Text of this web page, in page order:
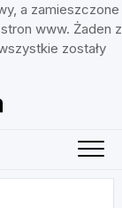
a zamieszczone
www. Żaden z
zostały